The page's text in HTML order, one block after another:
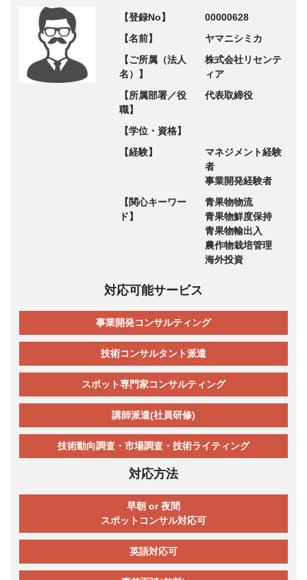
【登録No】
00000628
【名前】
ヤマニシミカ
【ご所属（法人
名）】
株式会社リセンテ
ィア
【所属部署／役
職】
代表取締役
【学位・資格】
【経験】
マネジメント経験
者
事業開発経験者
【関心キーワー
ド】
青果物物流
青果物鮮度保持
青果物輸出入
農作物栽培管理
海外投資
対応可能サービス
事業開発コンサルティング
技術コンサルタント派遣
スポット専門家コンサルティング
講師派遣(社員研修)
技術動向調査・市場調査・技術ライティング
対応方法
早朝 or 夜間
スポットコンサル対応可
英語対応可